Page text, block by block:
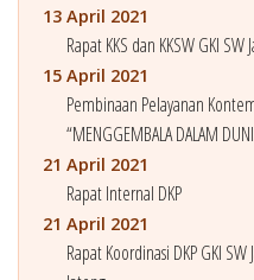
13 April 2021
Rapat KKS dan KKSW GKI SW
15 April 2021
Pembinaan Pelayanan
“MENGGEMBALA DALAM
21 April 2021
Rapat Internal DKP
21 April 2021
Rapat Koordinasi DKP GKI